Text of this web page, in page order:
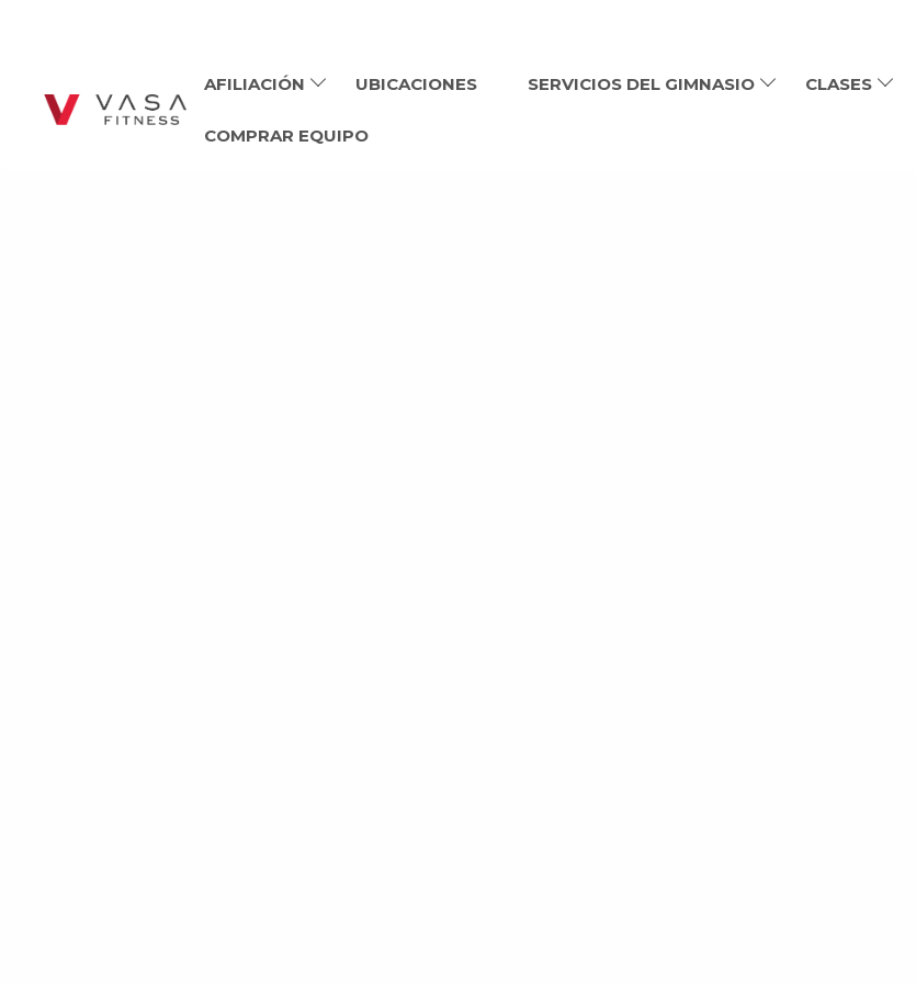
AFILIACIÓN UBICACIONES SERVICIOS DEL GIMNASIO CLASES
COMPRAR EQUIPO